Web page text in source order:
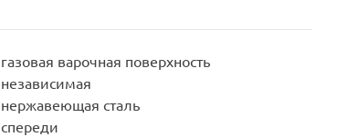
газовая варочная поверхность
независимая
нержавеющая сталь
спереди